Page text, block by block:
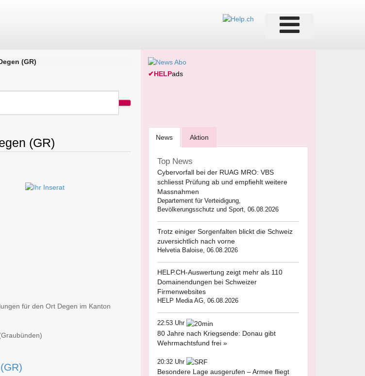
(GR)
(GR)
für den Ort Degen im Kanton
✔HELPads
News Aktion
Top News
Cybervorfall bei der RUAG MRO: VBS
schliesst Prüfung ab und empfiehlt weitere
Massnahmen
Departement für Verteidigung,
Bevölkerungsschutz und Sport, 06.08.2026
Trotz einiger Sorgenfalten blickt die Schweiz
zuversichtlich nach vorne
Helvetia Baloise, 06.08.2026
HELP.CH-Auswertung zeigt mehr als 110
Domainendungen bei Schweizer
Firmenwebsites
HELP Media AG, 06.08.2026
22:53 Uhr
80 Jahre nach Kriegsende: Donau gibt
Wehrmachtsfund frei »
20:32 Uhr
Besondere Lage ausgerufen – Armee fliegt